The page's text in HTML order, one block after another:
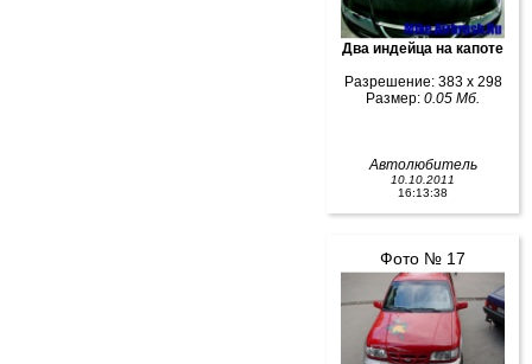
Два индейца на капоте
Разрешение: 383 x 298
Размер: 0.05 Мб.
Автолюбитель
10.10.2011
16:13:38
Фото № 17